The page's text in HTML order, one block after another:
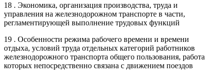
18 . Экономика, организация производства, труда и
управления на железнодорожном транспорте в части,
регламентирующей выполнение трудовых функций
19 . Особенности режима рабочего времени и времени
отдыха, условий труда отдельных категорий работников
железнодорожного транспорта общего пользования, работа
которых непосредственно связана с движением поездов